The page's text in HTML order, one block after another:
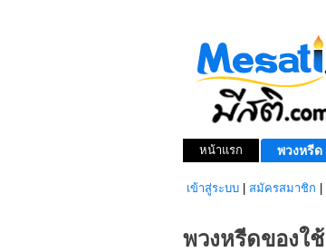
หน้าแรก พวงหรีด
เข้าสู่ระบบ สมัครสมาชิก
พวงหรีดของใช้